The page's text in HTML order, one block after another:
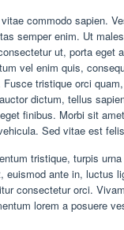
commodo sapien.
semper enim. Ut
ut, porta eget
vel enim quis,
tristique orci
dictum, tellus
finibus. Morbi sit
Sed vitae est
tristique, turpis
euismod ante in, luctus
consectetur orci.
lorem a posuere